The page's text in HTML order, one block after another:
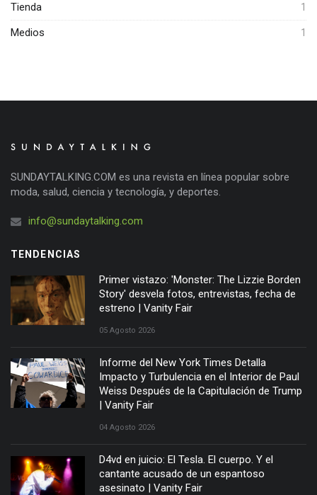
Tienda 1
Medios 1
SUNDAYTALKING.COM es una revista en línea popular sobre
moda, salud, ciencia y tecnología, y deportes.
info@sundaytalking.com
TENDENCIAS
Primer vistazo: 'Monster: The Lizzie Borden
Story' desvela fotos, entrevistas, fecha de
estreno | Vanity Fair
05 Agosto 2026
Informe del New York Times Detalla
Impacto y Turbulencia en el Interior de Paul
Weiss Después de la Capitulación de Trump
| Vanity Fair
04 Agosto 2026
D4vd en juicio: El Tesla. El cuerpo. Y el
cantante acusado de un espantoso
asesinato | Vanity Fair